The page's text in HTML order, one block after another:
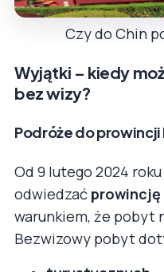
Czy do Chin
Wyjątki – kiedy
bez wizy?
Podróże do prowincji
Od 9 lutego 2024
odwiedzać prowincję
warunkiem, że pobyt
Bezwizowy pobyt